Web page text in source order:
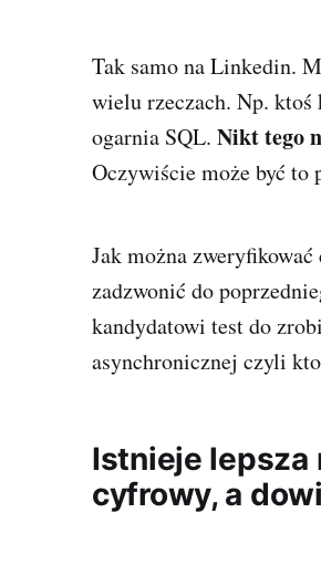
Tak samo na Linkedin.
wielu rzeczach. Np. ktoś
ogarnia SQL. Nikt tego
Oczywiście może być to
Jak można
zadzwonić do
kandydatowi test do
asynchronicznej czyli
Istnieje lepsza
cyfrowy, a